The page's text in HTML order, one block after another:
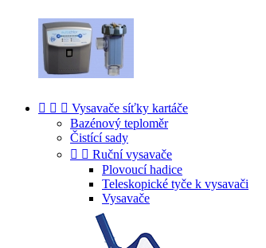
   Vysavače síťky kartáče
Bazénový teploměr
Čistící sady
  Ruční vysavače
Plovoucí hadice
Teleskopické tyče k vysavači
Vysavače